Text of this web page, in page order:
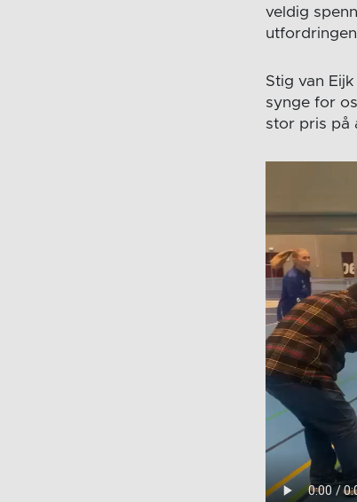
veldig
Stig van
synge for
stor pris på